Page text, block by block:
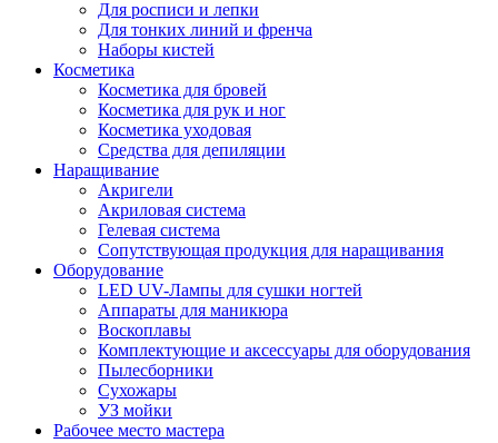
Для росписи и лепки
Для тонких линий и френча
Наборы кистей
Косметика
Косметика для бровей
Косметика для рук и ног
Косметика уходовая
Средства для депиляции
Наращивание
Акригели
Акриловая система
Гелевая система
Сопутствующая продукция для наращивания
Оборудование
LED UV-Лампы для сушки ногтей
Аппараты для маникюра
Воскоплавы
Комплектующие и аксессуары для оборудования
Пылесборники
Сухожары
УЗ мойки
Рабочее место мастера